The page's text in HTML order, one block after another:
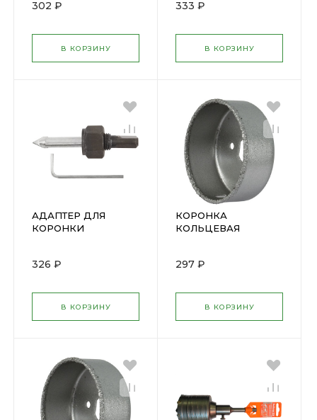
302 ₽
В КОРЗИНУ
333 ₽
В КОРЗИНУ
АДАПТЕР ДЛЯ
КОРОНКИ
102мм(16580)
326 ₽
В КОРЗИНУ
КОРОНКА
КОЛЬЦЕВАЯ
297 ₽
В КОРЗИНУ